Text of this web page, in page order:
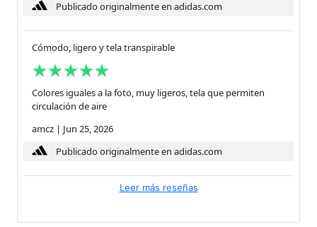
Publicado originalmente en adidas.com
Cómodo, ligero y tela transpirable
Colores iguales a la foto, muy ligeros, tela que permiten
circulación de aire
amcz | Jun 25, 2026
Publicado originalmente en adidas.com
Leer más reseñas